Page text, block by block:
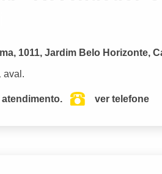
1011, Jardim Belo Horizonte,
aval.
ver telefone